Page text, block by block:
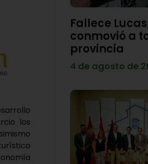
los
Fallece
conmovió a
provincia
4 de agosto de